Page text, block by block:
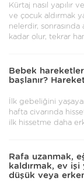
Kürtaj nasıl yapılır
ve çocuk aldırmak
nelerdir,
kadar olur, tekrar
Bebek
başlanır?
İlk gebeliğini
hafta civarında
ilk hissetme daha
Rafa uzanmak,
kaldırmak, ev işi
düşük veya